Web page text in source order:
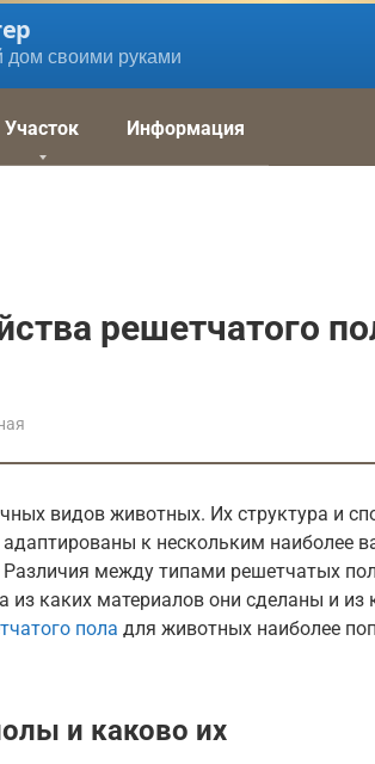
дом своими руками
Участок Информация
решетчатого
видов животных. Их структура и
к нескольким наиболее
между типами решетчатых
из каких материалов они сделаны и из
пола для животных наиболее
и каково их